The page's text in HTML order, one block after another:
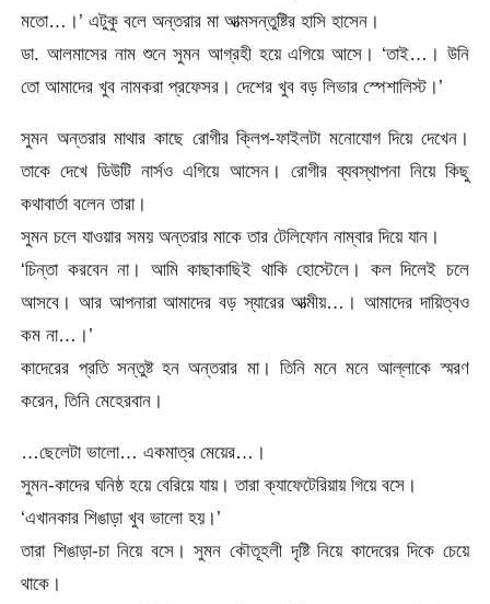
মতো…।’ এটুকু বলে অন্তরার মা আত্মসন্তুষ্টির হাসি হাসেন।
ডা. আলমাসের নাম শুনে সুমন আগ্রহী হয়ে এগিয়ে আসে। ‘তাই…। উনি
তো আমাদের খুব নামকরা প্রফেসর। দেশের খুব বড় লিভার স্পেশালিস্ট।’
সুমন অন্তরার মাথার কাছে রোগীর ক্লিপ-ফাইলটা মনোযোগ দিয়ে দেখেন।
তাকে দেখে ডিউটি নার্সও এগিয়ে আসেন। রোগীর ব্যবস্থাপনা নিয়ে কিছু
কথাবার্তা বলেন তারা।
সুমন চলে যাওয়ার সময় অন্তরার মাকে তার টেলিফোন নাম্বার দিয়ে যান।
‘চিন্তা করবেন না। আমি কাছাকাছিই থাকি হোস্টেলে। কল দিলেই চলে
আসবে। আর আপনারা আমাদের বড় স্যারের আত্মীয়…। আমাদের দায়িত্বও
কম না…।’
কাদেরের প্রতি সন্তুষ্ট হন অন্তরার মা। তিনি মনে মনে আল্লাকে স্মরণ
করেন, তিনি মেহেরবান।
…ছেলেটা ভালো… একমাত্র মেয়ের…।
সুমন-কাদের ঘনিষ্ঠ হয়ে বেরিয়ে যায়। তারা ক্যাফেটেরিয়ায় গিয়ে বসে।
‘এখানকার শিঙাড়া খুব ভালো হয়।’
তারা শিঙাড়া-চা নিয়ে বসে। সুমন কৌতূহলী দৃষ্টি নিয়ে কাদেরের দিকে চেয়ে
থাকে।